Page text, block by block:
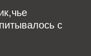
с